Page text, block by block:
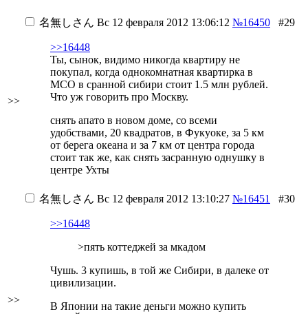
>>
名無しさん Вс 12 февраля 2012 13:06:12 №16450 #29
>>16448
Ты, сынок, видимо никогда квартиру не
покупал, когда однокомнатная квартирка в
МСО в сранной сибири стоит 1.5 млн рублей.
Что уж говорить про Москву.
снять апато в новом доме, со всеми
удобствами, 20 квадратов, в Фукуоке, за 5 км
от берега океана и за 7 км от центра города
стоит так же, как снять засранную однушку в
центре Ухты
>>
名無しさん Вс 12 февраля 2012 13:10:27 №16451 #30
>>16448
>пять коттеджей за мкадом
Чушь. 3 купишь, в той же Сибири, в далеке от
цивилизации.
В Японии на такие деньги можно купить